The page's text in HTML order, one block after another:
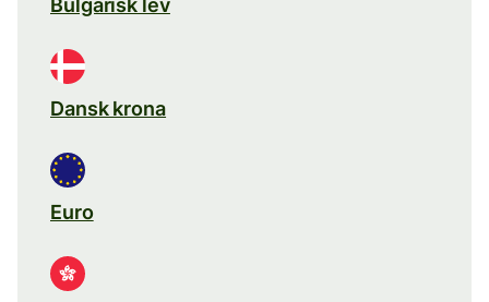
Bulgarisk lev
Dansk krona
Euro